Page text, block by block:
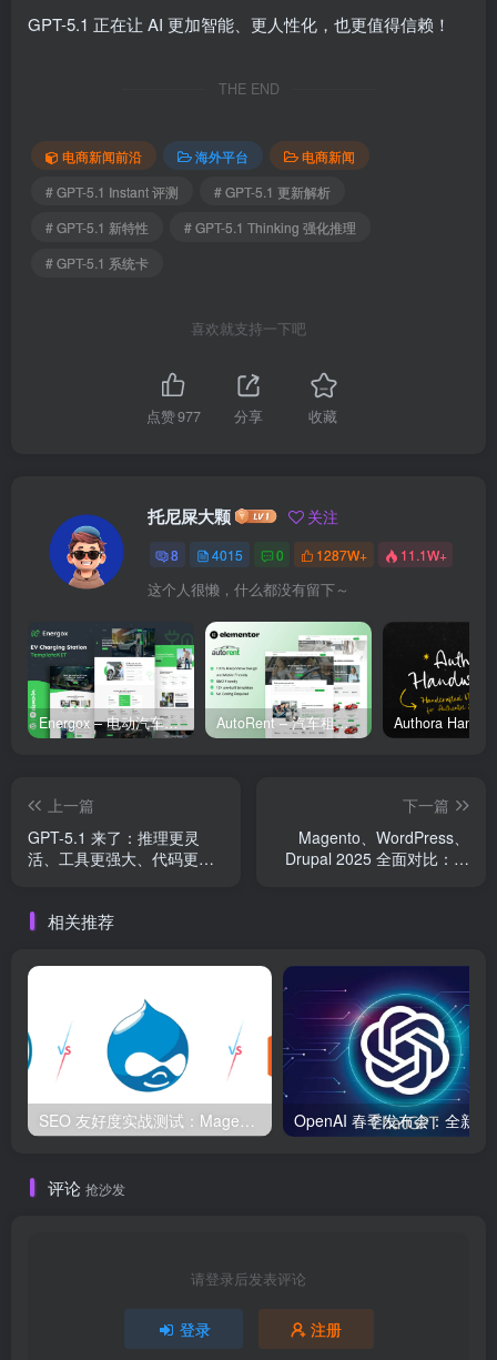
GPT-5.1 正在让 AI 更加智能、更人性化，也更值得信赖！
THE END
电商新闻前沿 海外平台
电商新闻
# GPT-5.1 Instant 评测
# GPT-5.1 更新解析
# GPT-5.1 新特性
# GPT-5.1 Thinking 强化推理
# GPT-5.1 系统卡
喜欢就支持一下吧
点赞977 分享 收藏
托尼屎大颗 关注
8 4015 0 1287W+ 11.1W+
这个人很懒，什么都没有留下～
Energox – 电动汽车充电站 Elementor 模板套件 AutoRent – 汽车租赁服务 Elementor 模板套件
上一篇
GPT-5.1 来了：推理更灵
活、工具更强大、代码更可
下一篇
Magento、WordPress、
Drupal 2025 全面对比：哪
相关推荐
SEO 友好度实战测试：Magento、WordPress、Drupal 在核心 SEO 要素上的表现对比
评论 抢沙发
请登录后发表评论
登录 注册